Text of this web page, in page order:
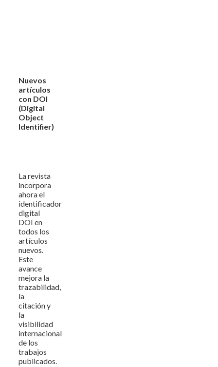
Nuevos
artículos
con DOI
(Digital
Object
Identifier)
La revista
incorpora
ahora el
identificador
digital
DOI en
todos los
artículos
nuevos.
Este
avance
mejora la
trazabilidad,
la
citación y
la
visibilidad
internacional
de los
trabajos
publicados.